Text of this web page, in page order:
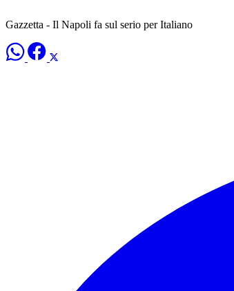
Gazzetta - Il Napoli fa sul serio per Italiano